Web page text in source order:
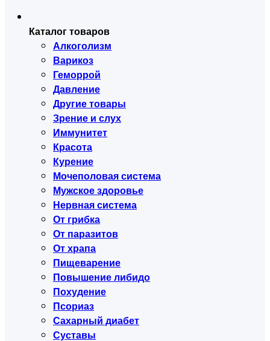
Каталог товаров
Алкоголизм
Варикоз
Геморрой
Давление
Другие товары
Зрение и слух
Иммунитет
Красота
Курение
Мочеполовая система
Мужское здоровье
Нервная система
От грибка
От паразитов
От храпа
Пищеварение
Повышение либидо
Похудение
Псориаз
Сахарный диабет
Суставы